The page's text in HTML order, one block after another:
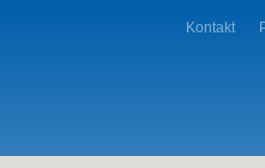
Kontakt